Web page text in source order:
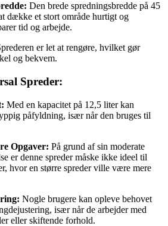
Den brede spredningsbredde på 45
dække et stort område hurtigt og
tid og arbejde.
er let at rengøre, hvilket gør
og bekvem.
Spreder:
Med en kapacitet på 12,5 liter kan
påfyldning, især når den bruges til
Opgaver: På grund af sin moderate
er denne spreder måske ikke ideel til
hvor en større spreder ville være mere
Nogle brugere kan opleve behovet
især når de arbejder med
eller skiftende forhold.